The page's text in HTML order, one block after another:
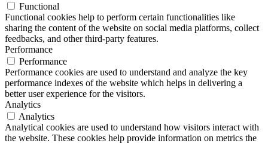
Functional
Functional cookies help to perform certain functionalities like
sharing the content of the website on social media platforms, collect
feedbacks, and other third-party features.
Performance
Performance
Performance cookies are used to understand and analyze the key
performance indexes of the website which helps in delivering a
better user experience for the visitors.
Analytics
Analytics
Analytical cookies are used to understand how visitors interact with
the website. These cookies help provide information on metrics the